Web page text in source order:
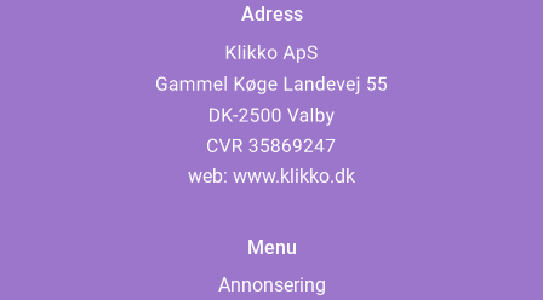
Adress
web: www.klikko.dk
Menu
Annonsering